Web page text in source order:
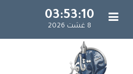
03:53:11
8 غشت 2026